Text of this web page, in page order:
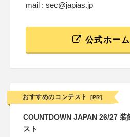
mail : sec@japias.jp
公式ホー
おすすめのコンテスト [PR]
COUNTDOWN JAPAN 26/27 装
スト